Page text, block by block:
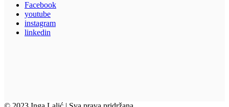
Facebook
youtube
instagram
linkedin